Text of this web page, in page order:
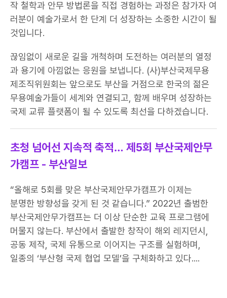
작 철학과 안무 방법론을 직접 경험하는 과정은 참가자 여
러분이 예술가로서 한 단계 더 성장하는 소중한 시간이 될
것입니다.
끊임없이 새로운 길을 개척하며 도전하는 여러분의 열정
과 용기에 아낌없는 응원을 보냅니다. (사)부산국제무용
제조직위원회는 앞으로도 부산을 거점으로 한국의 젊은
무용예술가들이 세계와 연결되고, 함께 배우며 성장하는
국제 교류 플랫폼이 될 수 있도록 최선을 다하겠습니다.
초청 넘어선 지속적 축적… 제5회 부산국제안무
가캠프 - 부산일보
“올해로 5회를 맞은 부산국제안무가캠프가 이제는
분명한 방향성을 갖게 된 것 같습니다.” 2022년 출범한
부산국제안무가캠프는 더 이상 단순한 교육 프로그램에
머물지 않는다. 부산에서 출발한 창작이 해외 레지던시,
공동 제작, 국제 유통으로 이어지는 구조를 실험하며,
일종의 ‘부산형 국제 협업 모델’을 구체화하고 있다....